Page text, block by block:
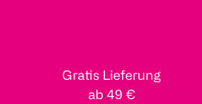
Gratis Lieferung
ab 49 €